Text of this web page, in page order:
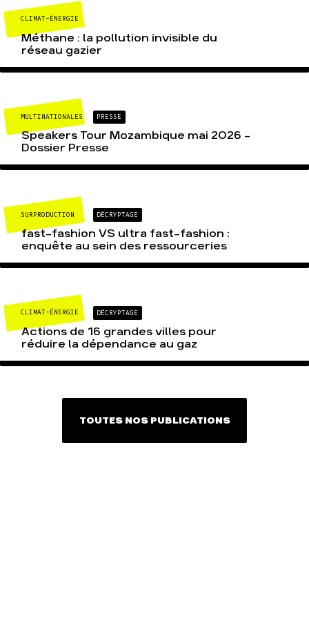
CLIMAT-ÉNERGIE
Méthane : la pollution invisible du
réseau gazier
MULTINATIONALES PRESSE
Speakers Tour Mozambique mai 2026 –
Dossier Presse
SURPRODUCTION DÉCRYPTAGE
fast-fashion VS ultra fast-fashion :
enquête au sein des ressourceries
CLIMAT-ÉNERGIE DÉCRYPTAGE
Actions de 16 grandes villes pour
réduire la dépendance au gaz
TOUTES NOS PUBLICATIONS